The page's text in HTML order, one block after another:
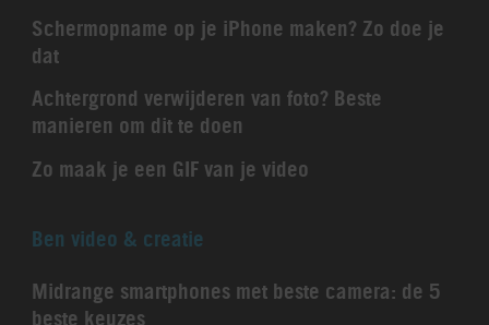
Schermopname op je iPhone maken? Zo doe je
dat
Achtergrond verwijderen van foto? Beste
manieren om dit te doen
Zo maak je een GIF van je video
Ben video & creatie
Midrange smartphones met beste camera: de 5
beste keuzes